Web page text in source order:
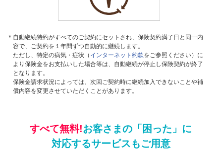
＊自動継続特約がすべてのご契約にセットされ、保険契約満了日と同一内
容で、ご契約を１年間ずつ自動的に継続します。
ただし、特定の病気・症状（ インターネット約款をご参照ください）に
より保険金をお支払いした場合等は、自動継続が停止し保険契約が終了
となります。
保険金請求状況によっては、次回ご契約時に継続加入できないことや補
償内容を変更させていただくことがあります。
すべて無料!お客さまの「困った」に
対応するサービスもご用意